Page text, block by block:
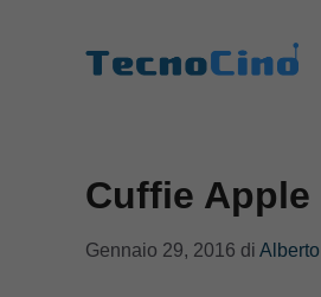
Cuffie
Gennaio 29, 2016 di